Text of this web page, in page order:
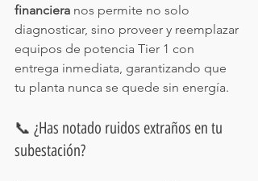
financiera nos permite no solo
diagnosticar, sino proveer y reemplazar
equipos de potencia Tier 1 con
entrega inmediata, garantizando que
tu planta nunca se quede sin energía.
📞 ¿Has notado ruidos extraños en tu
subestación?